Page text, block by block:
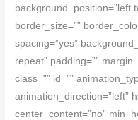
background_position=”left
border_size=””
spacing=”yes”
repeat” padding=””
class=”” id=””
animation_direction=”left”
center_content=”no”